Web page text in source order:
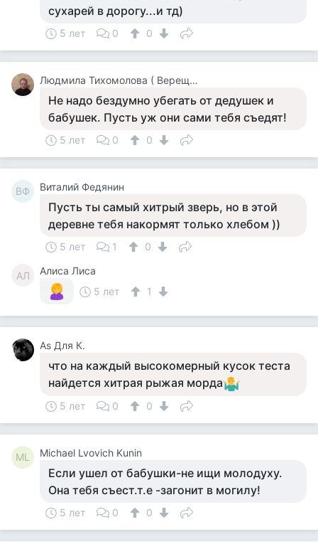
сухарей в дорогу...и тд)
5 лет 0 0
Людмила Тихомолова ( Верещагина )
Не надо бездумно убегать от дедушек и
бабушек. Пусть уж они сами тебя съедят!
5 лет 0 0
ВФ Виталий Федянин
Пусть ты самый хитрый зверь, но в этой
деревне тебя накормят только хлебом ))
5 лет 1 0
АЛ
Алиса Лиса
5 лет
1
Аs Для К.
что на каждый высокомерный кусок теста
найдется хитрая рыжая морда
5 лет 0 0
ML Michael Lvovich Kunin
Если ушел от бабушки-не ищи молодуху.
Она тебя съест.т.е -загонит в могилу!
5 лет 0 0